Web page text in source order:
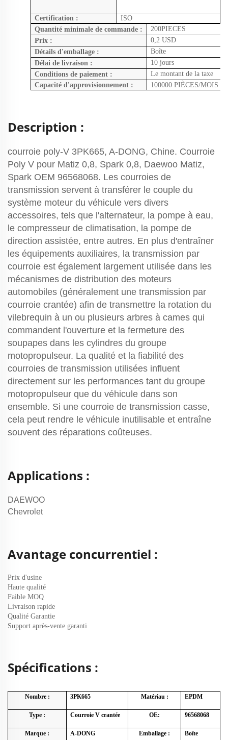
Certification :
ISO
Quantité minimale de commande :
200PIECES
Prix :
0,2 USD
Détails d'emballage :
Boîte
Délai de livraison :
10 jours
Conditions de paiement :
Le montant de la taxe
Capacité d'approvisionnement :
100000 PIÈCES/MOIS
Description :
courroie poly-V 3PK665, A-DONG, Chine. Courroie
Poly V pour Matiz 0,8, Spark 0,8, Daewoo Matiz,
Spark OEM 96568068. Les courroies de
transmission servent à transférer le couple du
système moteur du véhicule vers divers
accessoires, tels que l'alternateur, la pompe à eau,
le compresseur de climatisation, la pompe de
direction assistée, entre autres. En plus d'entraîner
les équipements auxiliaires, la transmission par
courroie est également largement utilisée dans les
mécanismes de distribution des moteurs
automobiles (généralement une transmission par
courroie crantée) afin de transmettre la rotation du
vilebrequin à un ou plusieurs arbres à cames qui
commandent l'ouverture et la fermeture des
soupapes dans les cylindres du groupe
motopropulseur. La qualité et la fiabilité des
courroies de transmission utilisées influent
directement sur les performances tant du groupe
motopropulseur que du véhicule dans son
ensemble. Si une courroie de transmission casse,
cela peut rendre le véhicule inutilisable et entraîne
souvent des réparations coûteuses.
Applications :
DAEWOO
Chevrolet
Avantage concurrentiel :
Prix d'usine
Haute qualité
Faible MOQ
Livraison rapide
Qualité Garantie
Support après-vente garanti
Spécifications :
Nombre : 3PK665 Matériau : EPDM
Type : Courroie V crantée OE: 96568068
Marque : A-DONG Emballage : Boîte